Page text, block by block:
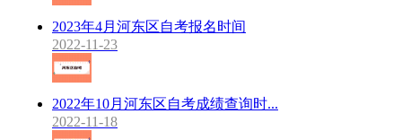
2023年4月河东区自考报名时间
2022-11-23
2022年10月河东区自考成绩查询时...
2022-11-18